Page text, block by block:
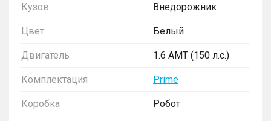
Кузов Внедорожник
Цвет Белый
Двигатель 1.6 AMT (150 л.с.)
Комплектация Prime
Коробка Робот